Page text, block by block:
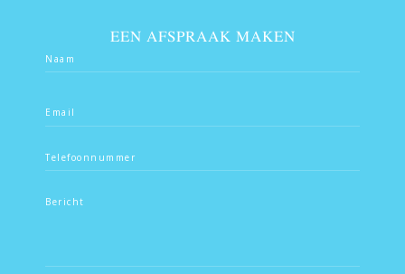
EEN AFSPRAAK MAKEN